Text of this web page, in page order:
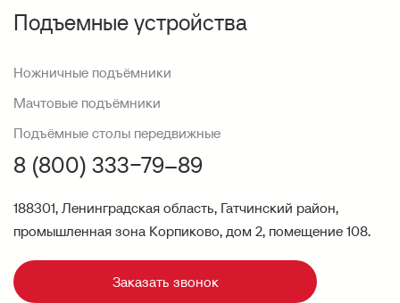
Подъемные устройства
Ножничные подъёмники
Мачтовые подъёмники
Подъёмные столы передвижные
8 (800) 333−79–89
188301, Ленинградская область, Гатчинский район,
промышленная зона Корпиково, дом 2, помещение 108.
Заказать звонок